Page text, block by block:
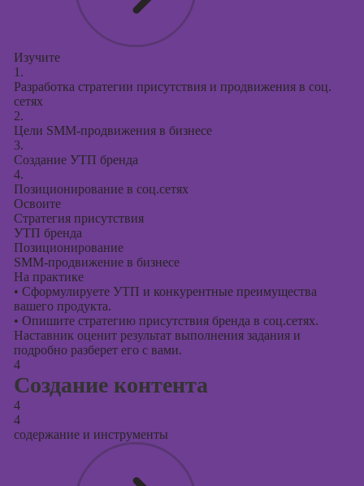
Изучите
1.
Разработка стратегии присутствия и продвижения в соц.
сетях
2.
Цели SMM-продвижения в бизнесе
3.
Создание УТП бренда
4.
Позиционирование в соц.сетях
Освоите
Стратегия присутствия
УТП бренда
Позиционирование
SMM-продвижение в бизнесе
На практике
• Сформулируете УТП и конкурентные преимущества
вашего продукта.
• Опишите стратегию присутствия бренда в соц.сетях.
Наставник оценит результат выполнения задания и
подробно разберет его с вами.
4
Создание контента
4
4
содержание и инструменты